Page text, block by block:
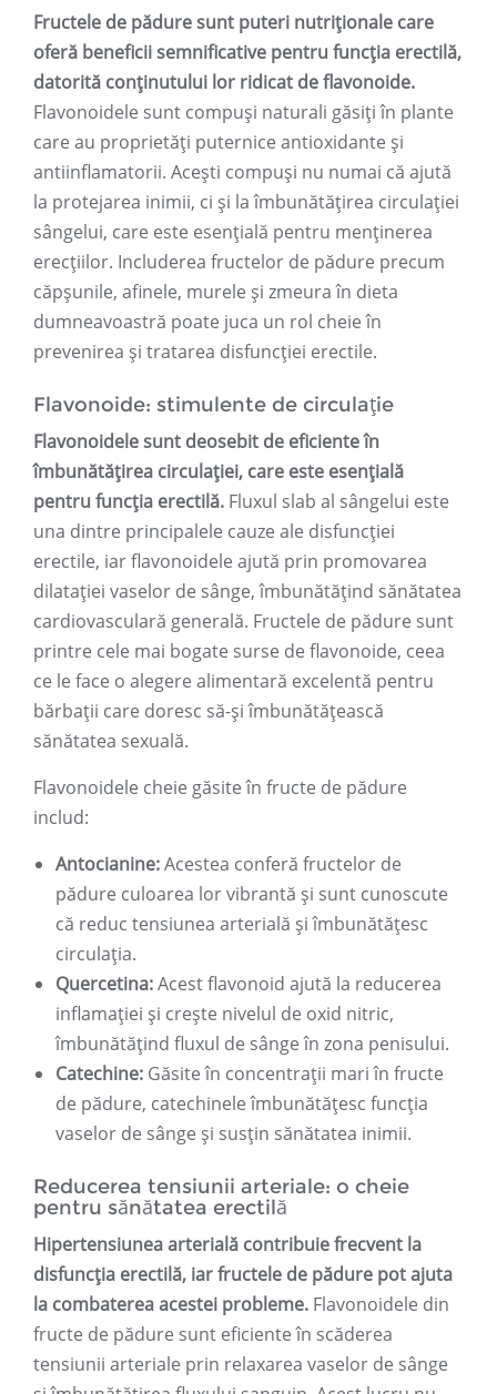
Fructele de pădure sunt puteri nutriționale care
oferă beneficii semnificative pentru funcția erectilă,
datorită conținutului lor ridicat de flavonoide.
Flavonoidele sunt compuși naturali găsiți în plante
care au proprietăți puternice antioxidante și
antiinflamatorii. Acești compuși nu numai că ajută
la protejarea inimii, ci și la îmbunătățirea circulației
sângelui, care este esențială pentru menținerea
erecțiilor. Includerea fructelor de pădure precum
căpșunile, afinele, murele și zmeura în dieta
dumneavoastră poate juca un rol cheie în
prevenirea și tratarea disfuncției erectile.
Flavonoide: stimulente de circulație
Flavonoidele sunt deosebit de eficiente în
îmbunătățirea circulației, care este esențială
pentru funcția erectilă. Fluxul slab al sângelui este
una dintre principalele cauze ale disfuncției
erectile, iar flavonoidele ajută prin promovarea
dilatației vaselor de sânge, îmbunătățind sănătatea
cardiovasculară generală. Fructele de pădure sunt
printre cele mai bogate surse de flavonoide, ceea
ce le face o alegere alimentară excelentă pentru
bărbații care doresc să-și îmbunătățească
sănătatea sexuală.
Flavonoidele cheie găsite în fructe de pădure
includ:
Antocianine:Acestea conferă fructelor de
pădure culoarea lor vibrantă și sunt cunoscute
că reduc tensiunea arterială și îmbunătățesc
circulația.
Quercetina:Acest flavonoid ajută la reducerea
inflamației și crește nivelul de oxid nitric,
îmbunătățind fluxul de sânge în zona penisului.
Catechine: Găsite în concentrații mari în fructe
de pădure, catechinele îmbunătățesc funcția
vaselor de sânge și susțin sănătatea inimii.
Reducerea tensiunii arteriale: o cheie
pentru sănătatea erectilă
Hipertensiunea arterială contribuie frecvent la
disfuncția erectilă, iar fructele de pădure pot ajuta
la combaterea acestei probleme. Flavonoidele din
fructe de pădure sunt eficiente în scăderea
tensiunii arteriale prin relaxarea vaselor de sânge